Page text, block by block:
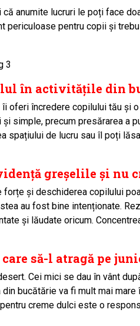
anumite lucruri le poți face
periculoase pentru copii și
în activitățile din
oferi încredere copilului tău și
simple, precum presărarea a
spațiului de lucru sau îl poți
greșelile și nu
forțe și deschiderea copilului
au fost bine intenționate.
și lăudate oricum.
să-l atragă pe
Cei mici se dau în vânt
bucătărie va fi mult mai
creme dulci este o